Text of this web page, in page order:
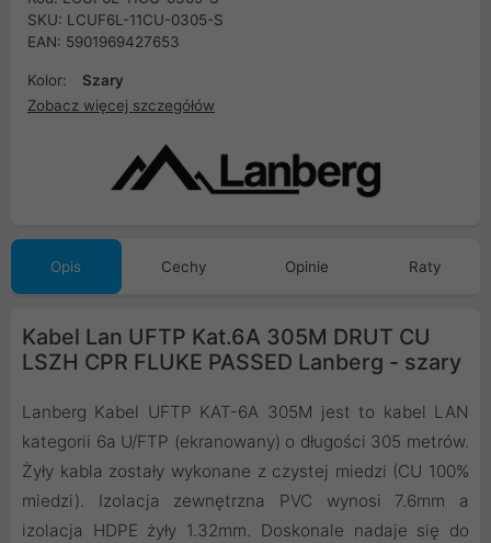
SKU: LCUF6L-11CU-0305-S
EAN: 5901969427653
Kolor:
Szary
Zobacz więcej szczegółów
Opis Cechy Opinie Raty
Kabel Lan UFTP Kat.6A 305M DRUT CU
LSZH CPR FLUKE PASSED Lanberg - szary
Lanberg Kabel UFTP KAT-6A 305M jest to kabel LAN
kategorii 6a U/FTP (ekranowany) o długości 305 metrów.
Żyły kabla zostały wykonane z czystej miedzi (CU 100%
miedzi). Izolacja zewnętrzna PVC wynosi 7.6mm a
izolacja HDPE żyły 1.32mm. Doskonale nadaje się do